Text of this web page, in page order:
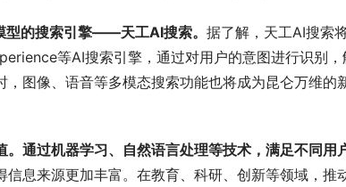
型的搜索引擎——天工AI搜索。 据了解，天工AI搜索
等AI搜索引擎，通过对用户的意图进行识别，
图像、语音等多模态搜索功能也将成为昆仑万维的
通过机器学习、自然语言处理等技术，满足不同用
息来源更加丰富。在教育、科研、创新等领域，推